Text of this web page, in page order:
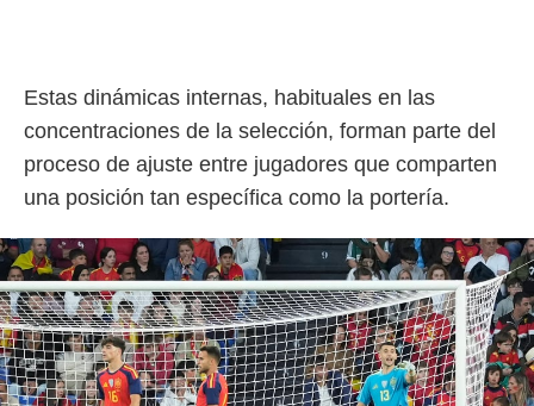
Estas dinámicas internas, habituales en las
concentraciones de la selección, forman parte del
proceso de ajuste entre jugadores que comparten
una posición tan específica como la portería.